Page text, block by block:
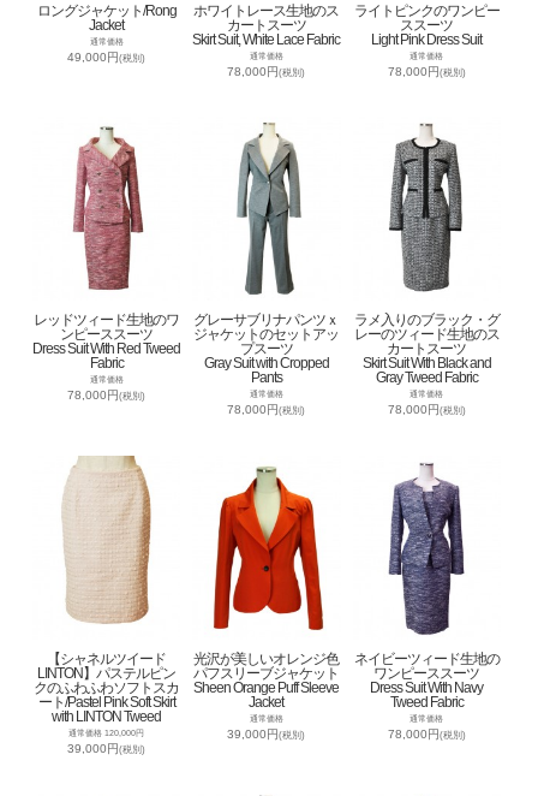
ロングジャケット/Rong
Jacket
通常価格
49,000円(税別)
ホワイトレース生地のス
カートスーツ
Skirt Suit, White Lace Fabric
通常価格
78,000円(税別)
ライトピンクのワンピー
ススーツ
Light Pink Dress Suit
通常価格
78,000円(税別)
レッドツィード生地のワ
ンピーススーツ
Dress Suit With Red Tweed
Fabric
通常価格
78,000円(税別)
グレーサブリナパンツｘ
ジャケットのセットアッ
プスーツ
Gray Suit with Cropped
Pants
通常価格
78,000円(税別)
ラメ入りのブラック・グ
レーのツィード生地のス
カートスーツ
Skirt Suit With Black and
Gray Tweed Fabric
通常価格
78,000円(税別)
【シャネルツイード
LINTON】パステルピン
クのふわふわソフトスカ
ート/Pastel Pink Soft Skirt
with LINTON Tweed
通常価格 120,000円
39,000円(税別)
光沢が美しいオレンジ色
パフスリーブジャケット
Sheen Orange Puff Sleeve
Jacket
通常価格
39,000円(税別)
ネイビーツィード生地の
ワンピーススーツ
Dress Suit With Navy
Tweed Fabric
通常価格
78,000円(税別)